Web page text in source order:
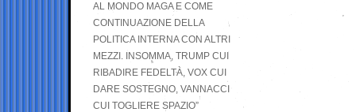
AL MONDO MAGA E COME
CONTINUAZIONE DELLA
POLITICA INTERNA CON ALTRI
MEZZI. INSOMMA, TRUMP CUI
RIBADIRE FEDELTÀ, VOX CUI
DARE SOSTEGNO, VANNACCI
CUI TOGLIERE SPAZIO”